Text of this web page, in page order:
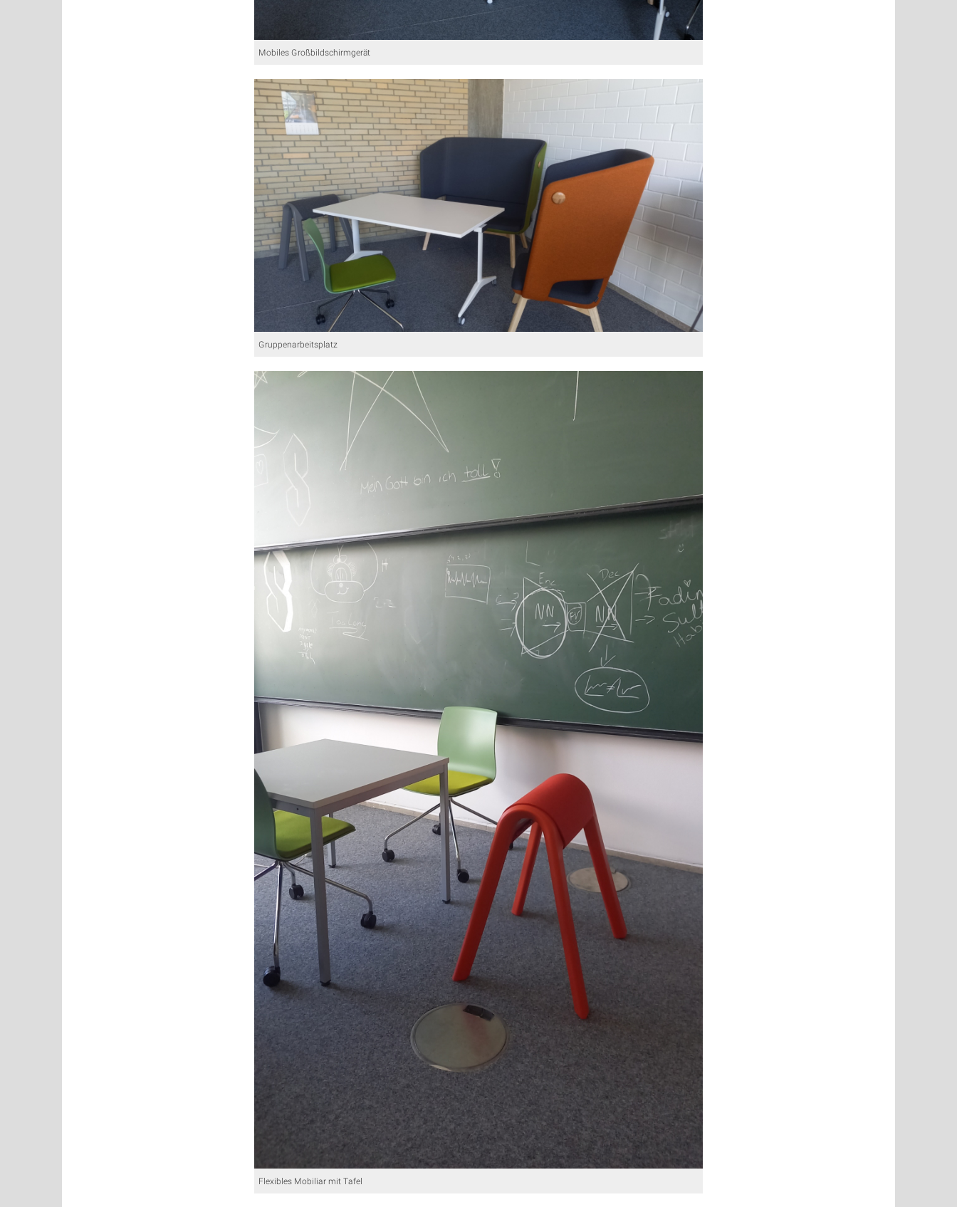
Mobiles Großbildschirmgerät
Gruppenarbeitsplatz
Flexibles Mobiliar mit Tafel